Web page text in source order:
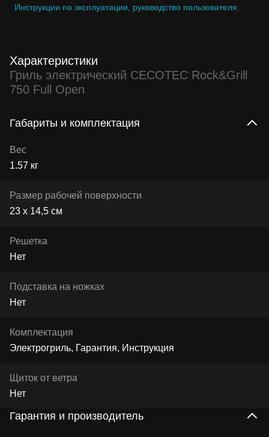
Инструкции по эксплуатации, руководство пользователя.
Характеристики
Гриль электрический CECOTEC Rock&Grill
750 Full Open
Габариты и комплектация
Вес
1.57 кг
Размер рабочей поверхности
23 x 14,5 см
Решетка
Нет
Подставка на ножках
Нет
Комплектация
Электрогриль, Гарантия, Инструкция
Щиток от ветра
Нет
Гарантия и производитель